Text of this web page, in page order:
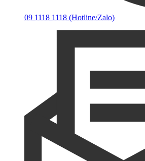
09 1118 1118 (Hotline/Zalo)